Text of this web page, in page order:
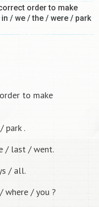
order to make
/ we / the / were / park
to make
park .
/ last / went.
/ all.
/ you ?